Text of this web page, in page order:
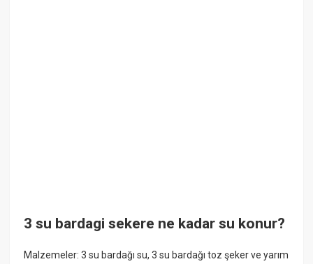
3 su bardagi sekere ne kadar su konur?
Malzemeler: 3 su bardağı su, 3 su bardağı toz şeker ve yarım